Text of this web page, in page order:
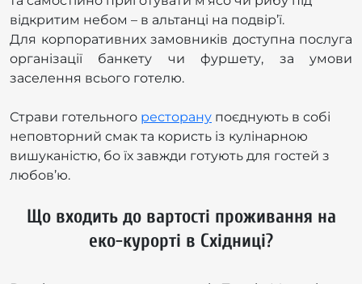
відкритим небом – в альтанці на подвір’ї.
Для корпоративних замовників доступна послуга
організації банкету чи фуршету, за умови
заселення всього готелю.
Страви готельного ресторану поєднують в собі
неповторний смак та користь із кулінарною
вишуканістю, бо їх завжди готують для гостей з
любов’ю.
Що входить до вартості проживання на
еко-курорті в Східниці?